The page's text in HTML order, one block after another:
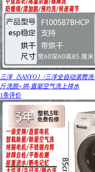
三洋（SANYO）/三洋全自动滚筒
斤洗脱+烘-直驱空气洗上排水
1条评价